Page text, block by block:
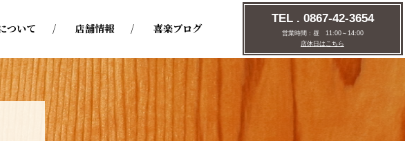
ついて 店舗情報 喜楽ブログ
TEL . 0867-42-3654
営業時間： 昼 11:00～14:00
店休日はこちら